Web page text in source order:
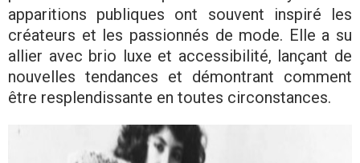
apparitions publiques ont souvent inspiré les
créateurs et les passionnés de mode. Elle a su
allier avec brio luxe et accessibilité, lançant de
nouvelles tendances et démontrant comment
être resplendissante en toutes circonstances.